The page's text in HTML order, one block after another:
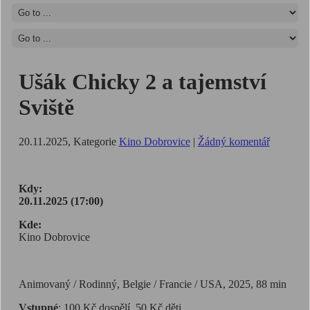
Ušák Chicky 2 a tajemství
Sviště
20.11.2025, Kategorie Kino Dobrovice| Žádný komentář
Kdy:
20.11.2025 (17:00)
Kde:
Kino Dobrovice
Animovaný / Rodinný, Belgie / Francie / USA, 2025, 88 min
Vstupné: 100 Kč dospělí, 50 Kč děti